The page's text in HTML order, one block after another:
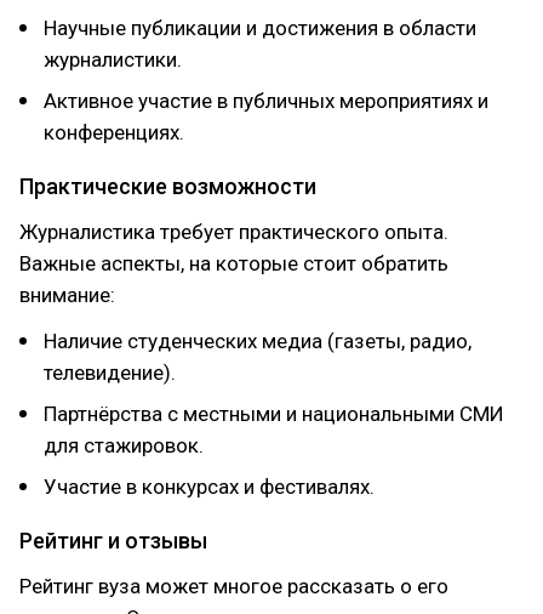
Научные публикации и достижения в области
журналистики.
Активное участие в публичных мероприятиях и
конференциях.
Практические возможности
Журналистика требует практического опыта.
Важные аспекты, на которые стоит обратить
внимание:
Наличие студенческих медиа (газеты, радио,
телевидение).
Партнёрства с местными и национальными СМИ
для стажировок.
Участие в конкурсах и фестивалях.
Рейтинг и отзывы
Рейтинг вуза может многое рассказать о его